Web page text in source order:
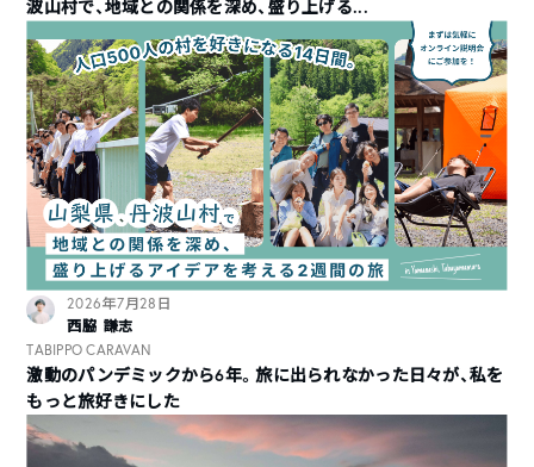
波山村で、地域との関係を深め、盛り上げる...
2026年7月28日
西脇 謙志
TABIPPO CARAVAN
激動のパンデミックから6年。旅に出られなかった日々が、私を
もっと旅好きにした